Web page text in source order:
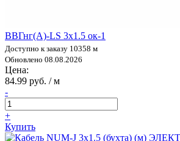
ВВГнг(А)-LS 3х1.5 ок-1
Доступно к заказу 10358 м
Обновлено 08.08.2026
Цена:
84.99 руб. / м
-
+
Купить